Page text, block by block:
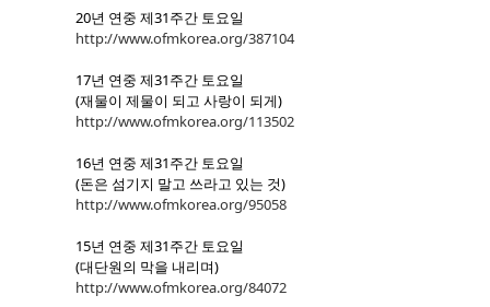
20년 연중 제31주간 토요일
http://www.ofmkorea.org/387104
17년 연중 제31주간 토요일
(재물이 제물이 되고 사랑이 되게)
http://www.ofmkorea.org/113502
16년 연중 제31주간 토요일
(돈은 섬기지 말고 쓰라고 있는 것)
http://www.ofmkorea.org/95058
15년 연중 제31주간 토요일
(대단원의 막을 내리며)
http://www.ofmkorea.org/84072